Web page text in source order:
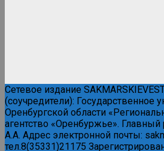
Сетевое издание
(соучредители): Государственное
Оренбургской области
агентство «Оренбуржье».
А.А. Адрес электронной почты:
тел.8(35331)21175